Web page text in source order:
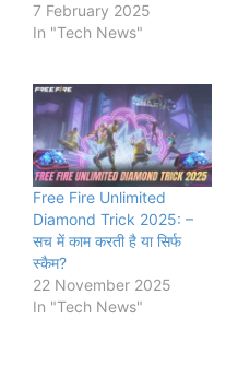
7 February 2025
In "Tech News"
Free Fire Unlimited
Diamond Trick 2025: –
सच में काम करती है या सिर्फ
स्कैम?
22 November 2025
In "Tech News"